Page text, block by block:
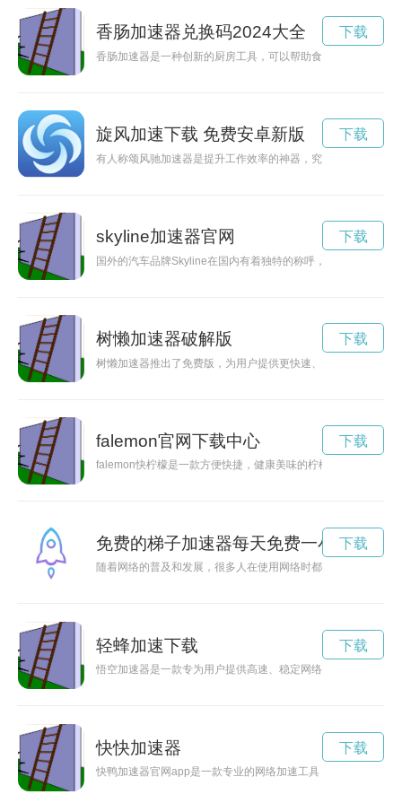
香肠加速器兑换码2024大全
香肠加速器是一种创新的厨房工具，可以帮助食材更快速地烹
下载
旋风加速下载 免费安卓新版
有人称颂风驰加速器是提升工作效率的神器，究竟它是否能够
下载
skyline加速器官网
国外的汽车品牌Skyline在国内有着独特的称呼，反映了国人对
下载
树懒加速器破解版
树懒加速器推出了免费版，为用户提供更快速、更安全的网络
下载
falemon官网下载中心
falemon快柠檬是一款方便快捷，健康美味的柠檬制品。无须
下载
免费的梯子加速器每天免费一小时
随着网络的普及和发展，很多人在使用网络时都会遇到网速慢
下载
轻蜂加速下载
悟空加速器是一款专为用户提供高速、稳定网络加速服务的
下载
快快加速器
快鸭加速器官网app是一款专业的网络加速工具，能够帮助用户
下载